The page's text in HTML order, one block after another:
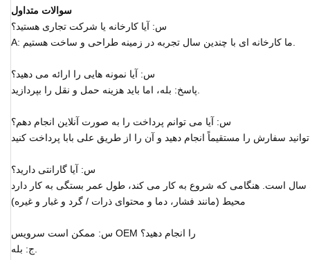
سوالات متداول
س: آیا کارخانه یا شرکت تجاری هستید؟
س: آیا نمونه هایی را ارائه می دهید؟
س: آیا می توانم پرداخت را به صورت آنلاین انجام دهم؟
س: آیا گارانتی دارید؟
سال است. هنگامی که شروع به کار می کند، طول عمر بستگی به کار دارد
محیط (مانند فشار، دما و محتوای ذرات / گرد و غبار و غیره)
س: ممکن است سرویس OEM را انجام دهید؟